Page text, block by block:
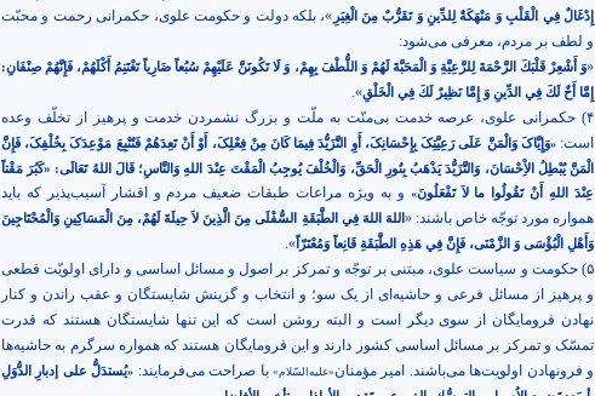
إِدْغَالٌ فِي الْقَلْبِ وَ مَنْهَكَةٌ لِلدِّينِ وَ تَقَرُّبٌ مِنَ الْغِيَرِ »، بلکه دولت و حکومت علوی، حکمرانی رحمت و محبّت
و لطف بر مردم، معرفی می‌شود:
«وَ أَشْعِرْ قَلْبَكَ الرَّحْمَةَ لِلرَّعِيَّةِ وَ الْمَحَبَّةَ لَهُمْ وَ اللُّطْفَ بِهِمْ، وَ لَا تَكُونَنَّ عَلَيْهِمْ سُبُعاً ضَارِياً تَغْتَنِمُ أَكْلَهُمْ، فَإِنَّهُمْ صِنْفَانِ:
إِمَّا أَخٌ لَكَ فِي الدِّينِ وَ إِمَّا نَظِيرٌ لَكَ فِي الْخَلْقِ».
۴) حکمرانی علوی، عرصه خدمت بی‌منّت به ملّت و بزرگ نشمردن خدمت و پرهیز از تخلّف وعده
است:«وَإِيَّاکَ وَالْمَنَّ عَلَى رَعِيَّتِکَ بِإِحْسَانِکَ، أَوِ التَّزَيُّدَ فِيمَا کَانَ مِنْ فِعْلِکَ، أَوْ أَنْ تَعِدَهُمْ فَتُتْبِعَ مَوْعِدَکَ بِخُلْفِکَ، فَإِنَّ
الْمَنَّ يُبْطِلُ الاِْحْسَانَ، وَالتَّزَيُّدَ يَذْهَبُ بِنُورِ الْحَقِّ، وَالْخُلْفَ يُوجِبُ الْمَقْتَ عِنْدَ اللهِ وَالنَّاسِ؛ قَالَ اللهُ تَعَالَى: «کَبُرَ مَقْتاً
عِنْدَ اللهِ أَنْ تَقُولُوا ما لاَ تَفْعَلُونَ» و به ویژه مراعات طبقات ضعیف مردم و اقشار آسیب‌پذیر که باید
همواره مورد توجّه خاص باشند: «اللهَ اللهَ فِي الطَّبَقَةِ السُّفْلَى مِنَ الَّذِينَ لاَ حِيلَةَ لَهُمْ، مِنَ الْمَسَاکِينِ وَالْمُحْتَاجِينَ
وَأَهْلِ الْبُؤْسَى وَ الزَّمْنَى، فَإِنَّ فِي هَذِهِ الطَّبَقَةِ قَانِعاً وَمُعْتَرّاً».
۵) حکومت و سیاست علوی، مبتنی بر توجّه و تمرکز بر اصول و مسائل اساسی و دارای اولویّت قطعی
و پرهیز از مسائل فرعی و حاشیه‌ای از یک سو؛ و انتخاب و گزینش شایستگان و عقب راندن و کنار
نهادن فرومایگان از سوی دیگر است و البته روشن است که این تنها شایستگان هستند که قدرت
تمسّک و تمرکز بر مسائل اساسی کشور دارند و این فرومایگان هستند که همواره سرگرم به حاشیه‌ها
و فرونهادن اولویت‌ها می‌باشند. امیر مؤمنان«علیه‌السّلام» با صراحت می‌فرمایند: «يُستدَلُّ على إدبارِ الدُّوَلِ